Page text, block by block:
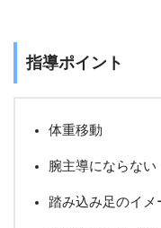
指導ポイント
体重移動
腕主導にならない
踏み込み足のイメ